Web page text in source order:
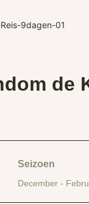
de
Seizoen
December -